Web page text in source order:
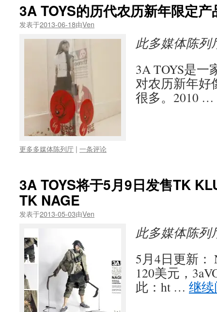
3A TOYS的历代农历新年限定产
发表于2013-06-18由Ven
此多媒体陈
3A TOYS是
对农历新年好
很多。2010 …
更多多媒体陈列厅 | 一条评论
3A TOYS将于5月9日发售TK
TK NAGE
发表于2013-05-03由Ven
此多媒体陈
5月4日更新：
120美元，
此：ht … 继